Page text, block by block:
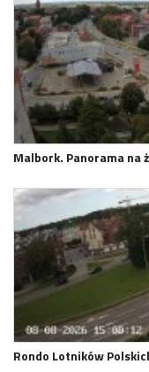
Malbork. Panorama na
Rondo Lotników